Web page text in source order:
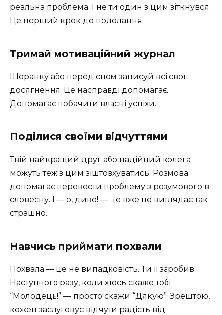
реальна проблема. І не ти один з цим зіткнувся.
Це перший крок до подолання.
Тримай мотиваційний журнал
Щоранку або перед сном записуй всі свої
досягнення. Це насправді допомагає.
Допомагає побачити власні успіхи.
Поділися своїми відчуттями
Твій найкращий друг або надійний колега
можуть теж з цим зіштовхуватись. Розмова
допомагає перевести проблему з розумового в
словесну. І — о, диво! — це вже не виглядає так
страшно.
Навчись приймати похвали
Похвала — це не випадковість. Ти її заробив.
Наступного разу, коли хтось скаже тобі
“Молодець!” — просто скажи “Дякую”. Зрештою,
кожен заслуговує відчути радість від